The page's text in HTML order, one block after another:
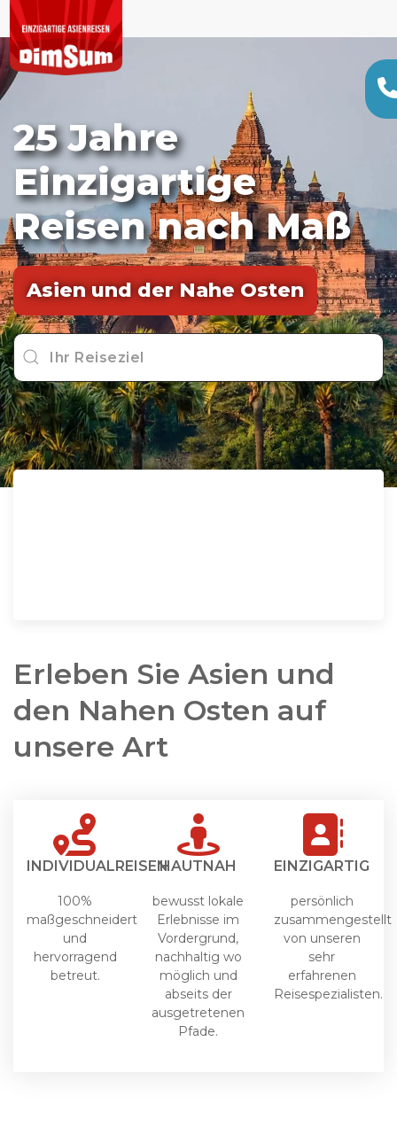
25 Jahre
Einzigartige
Reisen nach Maß
Asien und der Nahe Osten
Erleben Sie Asien und
den Nahen Osten auf
unsere Art
INDIVIDUALREISEN
100%
maßgeschneidert
und
hervorragend
betreut.
HAUTNAH
bewusst lokale
Erlebnisse im
Vordergrund,
nachhaltig wo
möglich und
abseits der
ausgetretenen
Pfade.
EINZIGARTIG
persönlich
zusammengestellt
von unseren
sehr
erfahrenen
Reisespezialisten.